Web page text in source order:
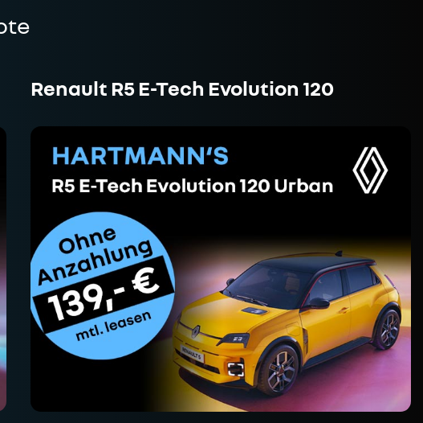
Renault R5 E-Tech Evolution 120